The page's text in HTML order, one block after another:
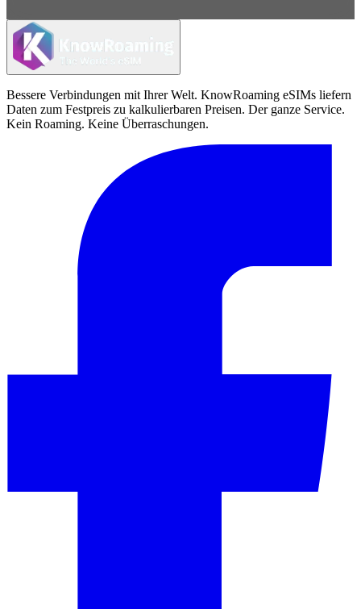
Bessere Verbindungen mit Ihrer Welt. KnowRoaming eSIMs liefern
Daten zum Festpreis zu kalkulierbaren Preisen. Der ganze Service.
Kein Roaming. Keine Überraschungen.